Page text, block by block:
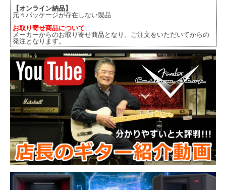
【オンライン納品】
元々パッケージが存在しない製品
お取り寄せ商品について
メーカーからのお取り寄せ商品となり、ご注文をいただいてからの
発注となります。